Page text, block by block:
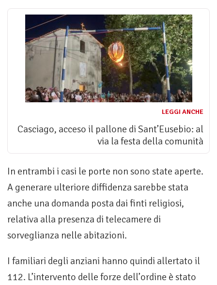
LEGGI ANCHE
Casciago, acceso il pallone di Sant’Eusebio: al
via la festa della comunità
In entrambi i casi le porte non sono state aperte.
A generare ulteriore diffidenza sarebbe stata
anche una domanda posta dai finti religiosi,
relativa alla presenza di telecamere di
sorveglianza nelle abitazioni.
I familiari degli anziani hanno quindi allertato il
112. L’intervento delle forze dell’ordine è stato